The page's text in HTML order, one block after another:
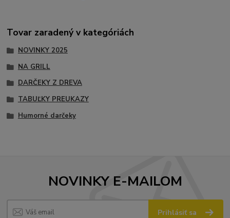
Tovar zaradený v kategóriách
NOVINKY 2025
NA GRILL
DARČEKY Z DREVA
TABUĽKY PREUKAZY
Humorné darčeky
NOVINKY E-MAILOM
Prihlásiť sa